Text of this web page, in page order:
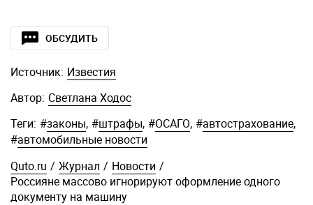
ОБСУДИТЬ
Источник: Известия
Автор: Светлана Ходос
Теги: #законы, #штрафы, #ОСАГО, #автострахование,
#автомобильные новости
Quto.ru / Журнал / Новости /
Россияне массово игнорируют оформление одного
документу на машину